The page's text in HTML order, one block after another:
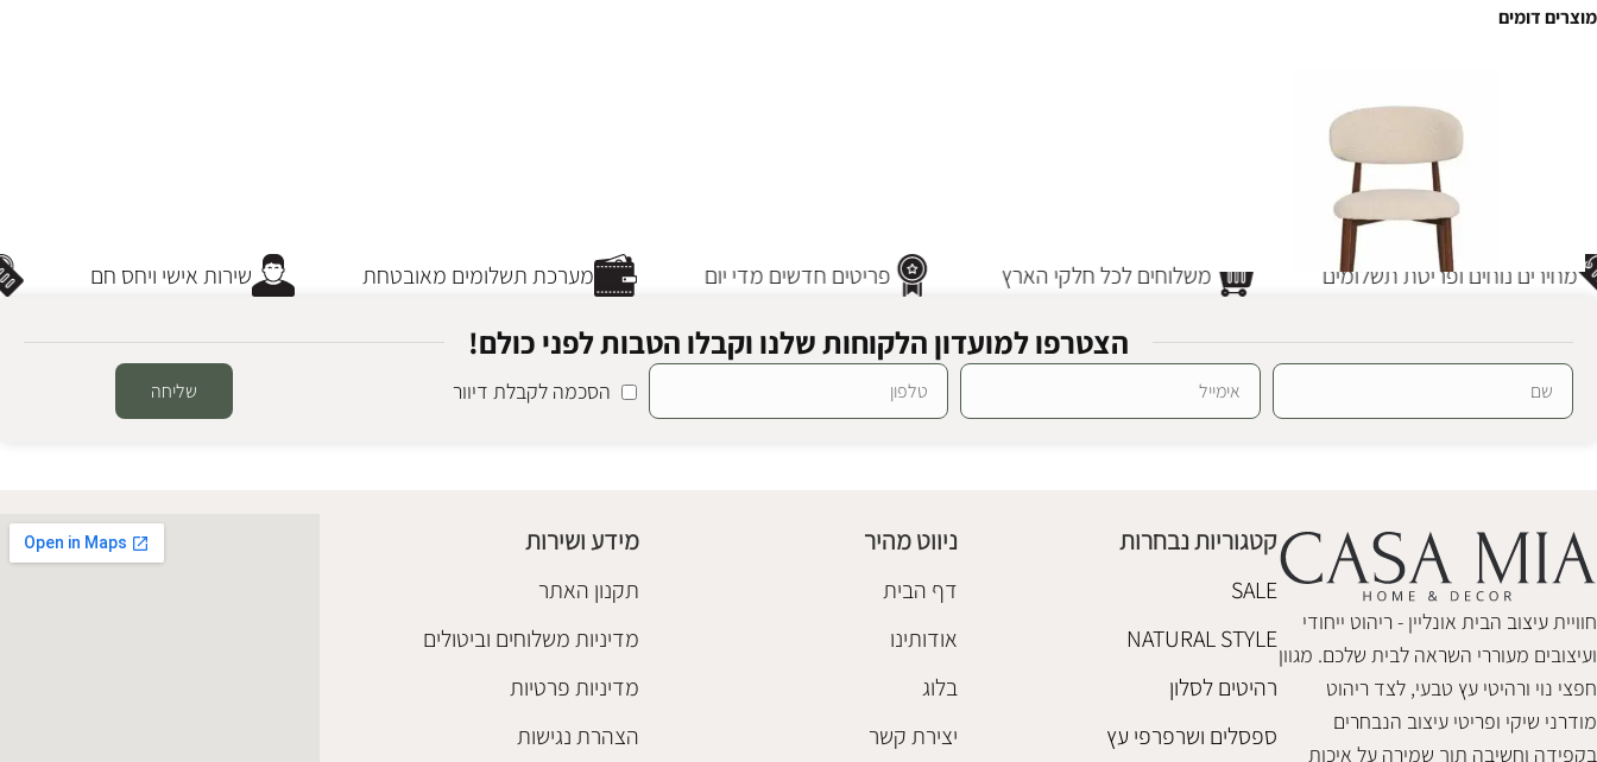
מוצרים דומים
SALE
₪ 698
₪ 648
הוספה לסל
שירות אישי ויחס חם מערכת תשלומים מאובטחת פריטים חדשים מדי יום משלוחים לכל חלקי הארץ מחירים נוחים ופריסת תשלומים
הצטרפו למועדון הלקוחות שלנו וקבלו הטבות לפני כולם!
הסכמה לקבלת דיוור שליחה
חוויית עיצוב הבית אונליין - ריהוט ייחודי
ועיצובים מעוררי השראה לבית שלכם. מגוון
חפצי נוי ורהיטי עץ טבעי, לצד ריהוט
מודרני שיקי ופריטי עיצוב הנבחרים
בקפידה וחשיבה תוך שמירה על איכות
קטגוריות נבחרות
SALE
NATURAL STYLE
רהיטים לסלון
ספסלים ושרפרפי עץ
ניווט מהיר
דף הבית
אודותינו
בלוג
יצירת קשר
מידע ושירות
תקנון האתר
מדיניות משלוחים וביטולים
מדיניות פרטיות
הצהרת נגישות